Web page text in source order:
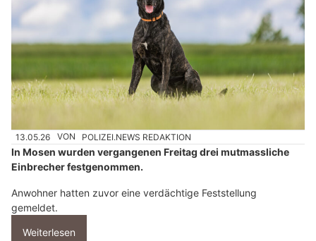
13.05.26 VON POLIZEI.NEWS REDAKTION
In Mosen wurden vergangenen Freitag drei mutmassliche
Einbrecher festgenommen.
Anwohner hatten zuvor eine verdächtige Feststellung
gemeldet.
Weiterlesen